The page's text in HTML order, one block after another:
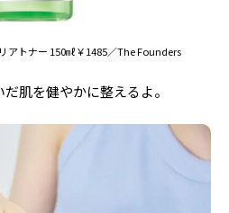
アトナー 150㎖￥1485／The Founders
肌を健やかに整えるよ。